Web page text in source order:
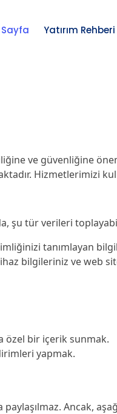
Yatırım Rehberi
ve güvenliğine
şu tür verileri
tanımlayan
bilgileriniz ve web
özel bir içerik sunmak.
yapmak.
Ancak,